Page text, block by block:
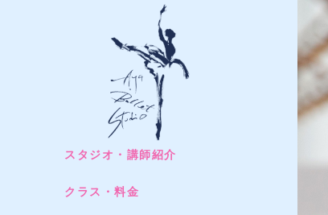
スタジオ・講師紹介
クラス・料金